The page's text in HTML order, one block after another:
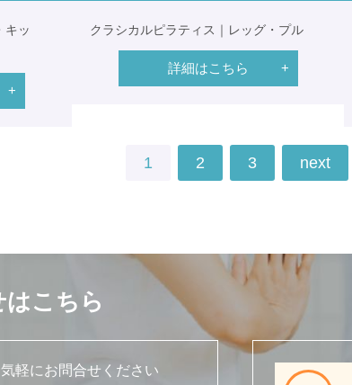
キッ
クラシカルピラティス｜レッグ・プル
詳細はこちら
1 2 3 next
こちら
軽にお問合せください